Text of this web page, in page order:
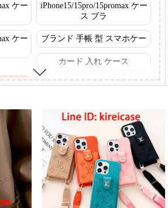
ケー
iPhone15/15pro/15promax ケー
ス ブラ
ケー
ブランド 手帳 型 スマホケー
カード 入れ ケース
ストラップ付きケース
ダウンジャケットケース
ス 花 柄 スマホケース
ス Galaxy ケース
SHARP Aquos ケース